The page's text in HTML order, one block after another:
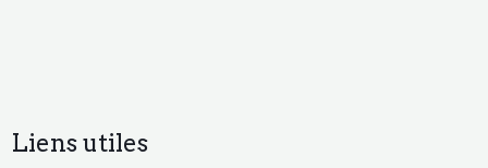
Liens utiles